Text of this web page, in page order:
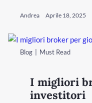
Andrea Aprile 18, 2025
Blog Must Read
I migliori
investitori